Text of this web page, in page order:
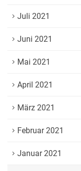
Juli 2021
Juni 2021
Mai 2021
April 2021
März 2021
Februar 2021
Januar 2021